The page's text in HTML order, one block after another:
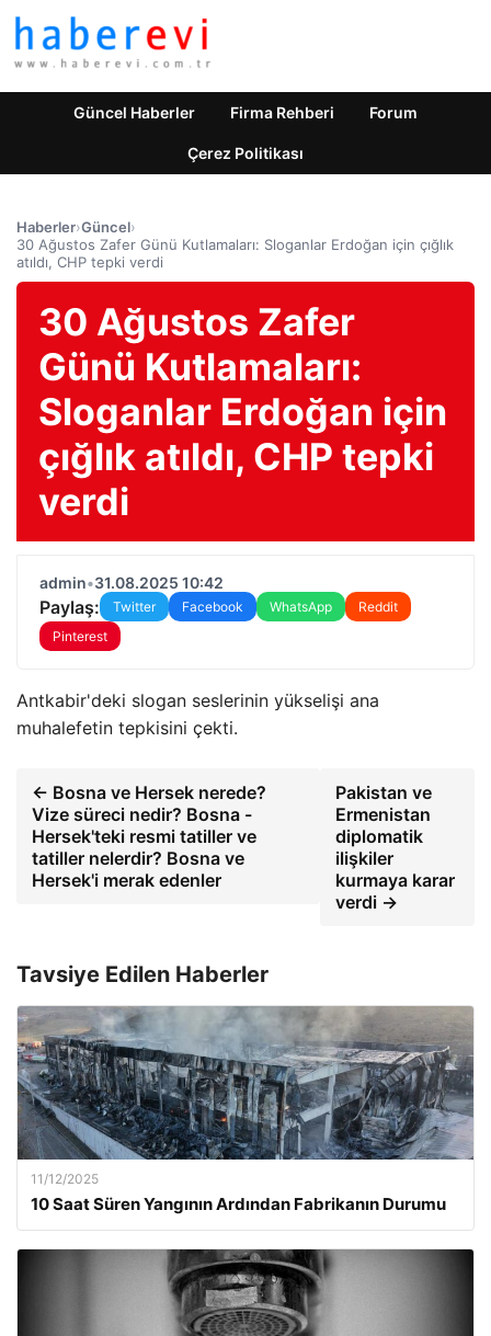
Güncel Haberler Firma Rehberi Forum
Çerez Politikası
Haberler›Güncel›
30 Ağustos Zafer Günü Kutlamaları: Sloganlar Erdoğan için çığlık
atıldı, CHP tepki verdi
30 Ağustos Zafer
Günü Kutlamaları:
Sloganlar Erdoğan için
çığlık atıldı, CHP tepki
verdi
admin•31.08.2025 10:42
Paylaş: Twitter Facebook WhatsApp
Reddit
Pinterest
Antkabir'deki slogan seslerinin yükselişi ana
muhalefetin tepkisini çekti.
← Bosna ve Hersek nerede?
Vize süreci nedir? Bosna -
Hersek'teki resmi tatiller ve
tatiller nelerdir? Bosna ve
Hersek'i merak edenler
Pakistan ve
Ermenistan
diplomatik
ilişkiler
kurmaya karar
verdi →
Tavsiye Edilen Haberler
11/12/2025
10 Saat Süren Yangının Ardından Fabrikanın Durumu